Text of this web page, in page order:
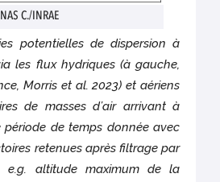
C./INRAE
potentielles de dispersion à
les flux hydriques (à gauche,
Morris et al. 2023) et aériens
de masses d’air arrivant à
de temps donnée avec
retenues après filtrage par
e.g. altitude maximum de la